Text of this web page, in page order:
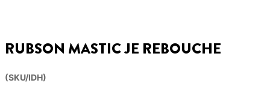
RUBSON MASTIC JE REBOUCHE
(SKU/IDH)